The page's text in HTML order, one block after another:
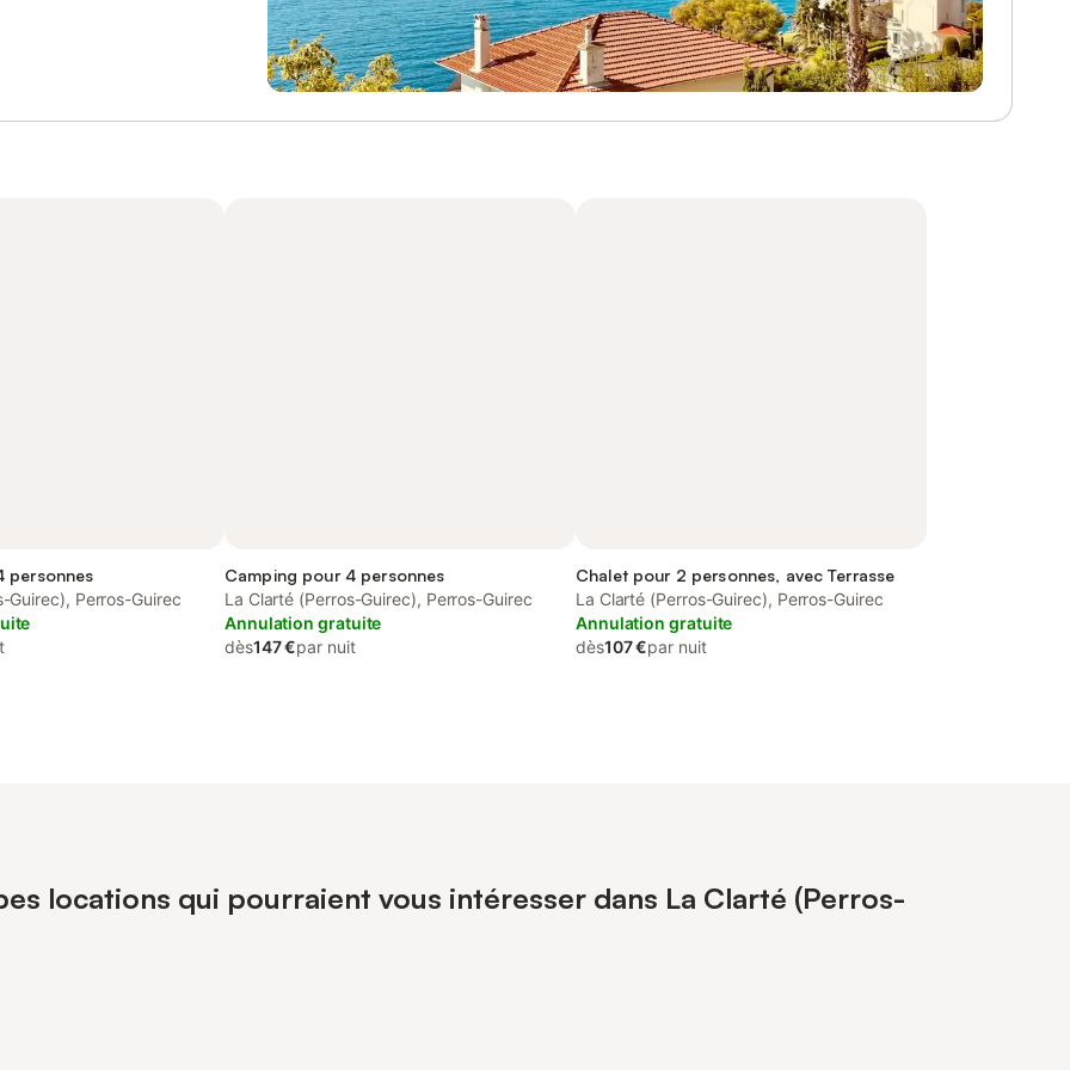
personnes
Guirec), Perros-Guirec
Camping pour 4 personnes
La Clarté (Perros-Guirec), Perros-Guirec
Annulation gratuite
dès147 €par nuit
Chalet pour 2 personnes, avec Terrasse
La Clarté (Perros-Guirec), Perros-Guirec
Annulation gratuite
dès107 €par nuit
locations qui pourraient vous intéresser dans La Clarté (Perros-